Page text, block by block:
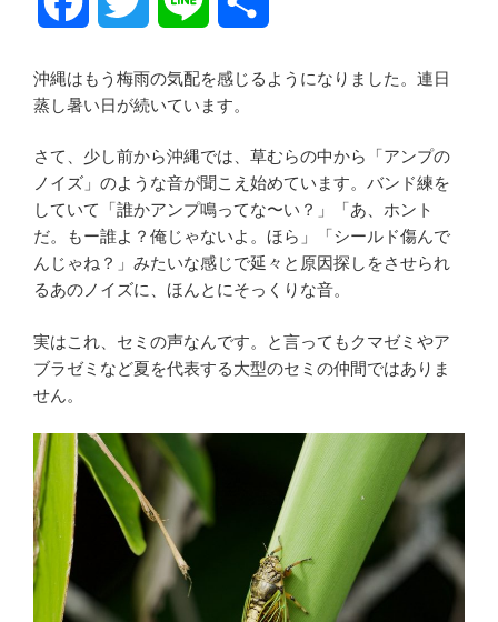
c
e
b
o
k
i
t
t
e
n
e
沖縄はもう梅雨の気配を感じるようになりました。連日
蒸し暑い日が続いています。
さて、少し前から沖縄では、草むらの中から「アンプの
ノイズ」のような音が聞こえ始めています。バンド練を
していて「誰かアンプ鳴ってな〜い？」「あ、ホント
だ。もー誰よ？俺じゃないよ。ほら」「シールド傷んで
んじゃね？」みたいな感じで延々と原因探しをさせられ
るあのノイズに、ほんとにそっくりな音。
実はこれ、セミの声なんです。と言ってもクマゼミやア
ブラゼミなど夏を代表する大型のセミの仲間ではありま
せん。